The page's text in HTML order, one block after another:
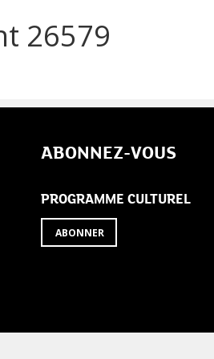
26579
ABONNEZ-VOUS
PROGRAMME CULTUREL
ABONNER